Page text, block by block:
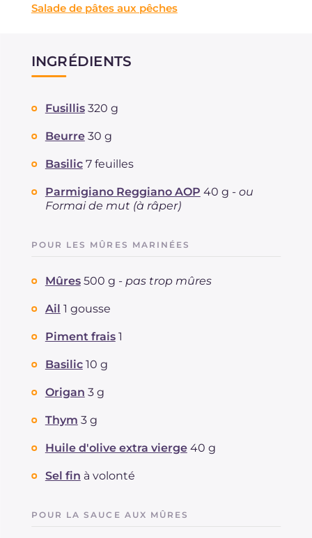
Salade de pâtes aux pêches
INGRÉDIENTS
Fusillis 320 g
Beurre 30 g
Basilic 7 feuilles
Parmigiano Reggiano AOP 40 g - ou
Formai de mut (à râper)
POUR LES MÛRES MARINÉES
Mûres 500 g - pas trop mûres
Ail 1 gousse
Piment frais 1
Basilic 10 g
Origan 3 g
Thym 3 g
Huile d'olive extra vierge 40 g
Sel fin à volonté
POUR LA SAUCE AUX MÛRES